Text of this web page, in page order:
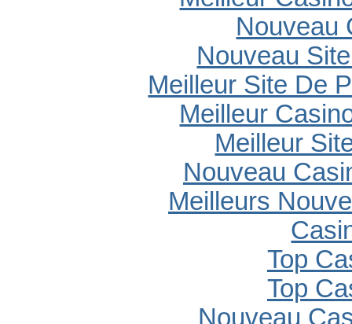
Nouveau
Nouveau
Meilleur Site De
Meilleur
Meilleur
Nouveau
Meilleurs
Top
Top
Nouveau